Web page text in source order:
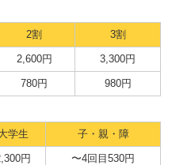
2割 3割
2,600円 3,300円
780円 980円
学生 子・親・障
円 〜4回目530円